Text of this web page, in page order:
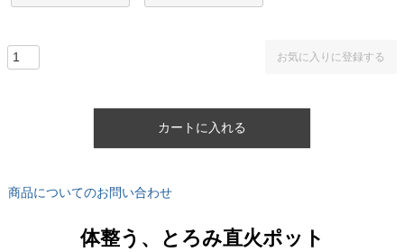
お気に入りに登録する
カートに入れる
商品についてのお問い合わせ
体整う、とろみ直火ポット